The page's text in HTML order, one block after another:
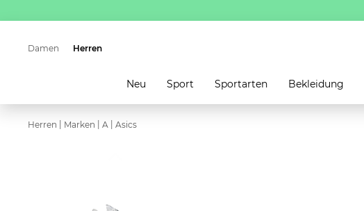
Damen Herren
Neu Sport Sportarten Bekleidung
Herren Marken A Asics